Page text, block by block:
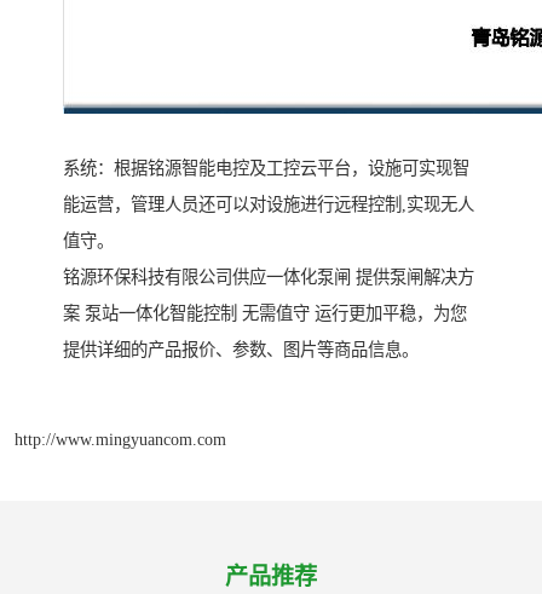
系统：根据铭源智能电控及工控云平台，设施可实现智
能运营，管理人员还可以对设施进行远程控制,实现无人
值守。
铭源环保科技有限公司供应一体化泵闸 提供泵闸解决方
案 泵站一体化智能控制 无需值守 运行更加平稳，为您
提供详细的产品报价、参数、图片等商品信息。
http://www.mingyuancom.com
产品推荐